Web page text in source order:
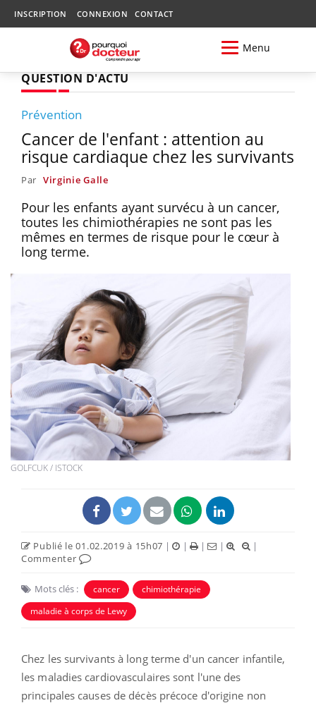
INSCRIPTION CONNEXION CONTACT
Menu
QUESTION D'ACTU
Prévention
Cancer de l'enfant : attention au
risque cardiaque chez les survivants
Par Virginie Galle
Pour les enfants ayant survécu à un cancer,
toutes les chimiothérapies ne sont pas les
mêmes en termes de risque pour le cœur à
long terme.
GOLFCUK / ISTOCK
Publié le 01.02.2019 à 15h07 | | | |
|
Commenter
Mots clés : cancer
chimiothérapie
maladie à corps de Lewy
Chez les survivants à long terme d'un cancer infantile,
les maladies cardiovasculaires sont l'une des
principales causes de décès précoce d'origine non